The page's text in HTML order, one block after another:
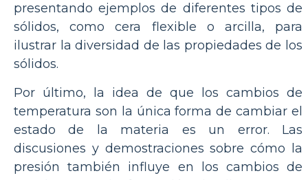
presentando ejemplos de diferentes tipos de
sólidos, como cera flexible o arcilla, para
ilustrar la diversidad de las propiedades de los
sólidos.
Por último, la idea de que los cambios de
temperatura son la única forma de cambiar el
estado de la materia es un error. Las
discusiones y demostraciones sobre cómo la
presión también influye en los cambios de